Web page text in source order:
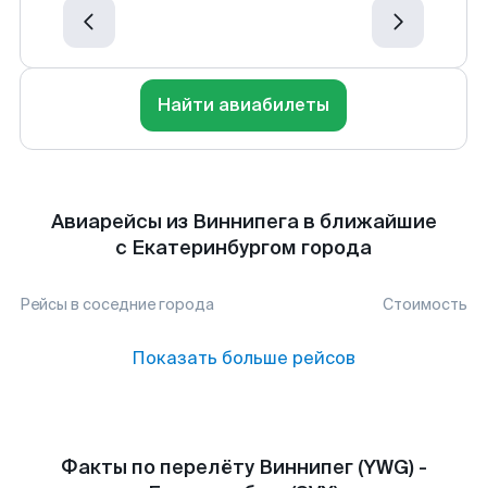
Найти авиабилеты
Авиарейсы из Виннипега в ближайшие
с Екатеринбургом города
Рейсы в соседние города Стоимость
Показать больше рейсов
Факты по перелёту Виннипег (YWG) -